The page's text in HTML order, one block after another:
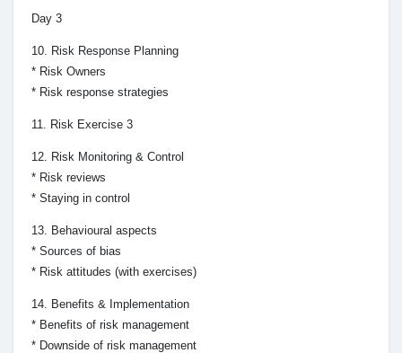
Day 3
10. Risk Response Planning
* Risk Owners
* Risk response strategies
11. Risk Exercise 3
12. Risk Monitoring & Control
* Risk reviews
* Staying in control
13. Behavioural aspects
* Sources of bias
* Risk attitudes (with exercises)
14. Benefits & Implementation
* Benefits of risk management
* Downside of risk management